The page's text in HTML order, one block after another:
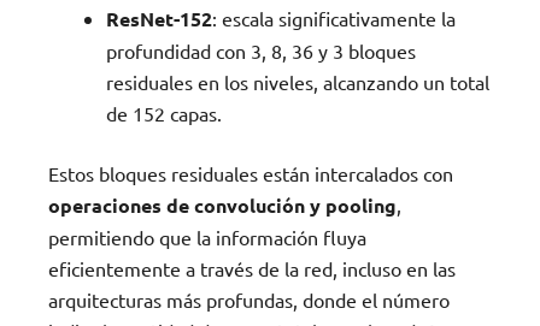
ResNet-152: escala significativamente la
profundidad con 3, 8, 36 y 3 bloques
residuales en los niveles, alcanzando un total
de 152 capas.
Estos bloques residuales están intercalados con
operaciones de convolución y pooling
permitiendo que la información fluya
eficientemente a través de la red, incluso en las
arquitecturas más profundas, donde el número